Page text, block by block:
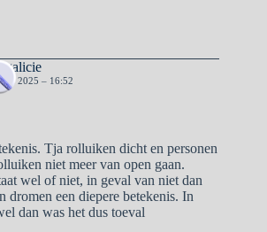
2025 – 16:52
Tja rolluiken dicht en personen
niet meer van open gaan.
wel of niet, in geval van niet dan
dromen een diepere betekenis. In
dan was het dus toeval